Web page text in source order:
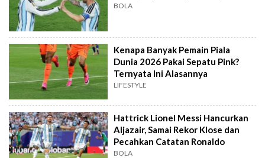
BOLA
Kenapa Banyak Pemain Piala
Dunia 2026 Pakai Sepatu Pink?
Ternyata Ini Alasannya
LIFESTYLE
Hattrick Lionel Messi Hancurkan
Aljazair, Samai Rekor Klose dan
Pecahkan Catatan Ronaldo
BOLA